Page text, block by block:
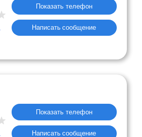
Показать телефон
Написать сообщение
Показать телефон
Написать сообщение